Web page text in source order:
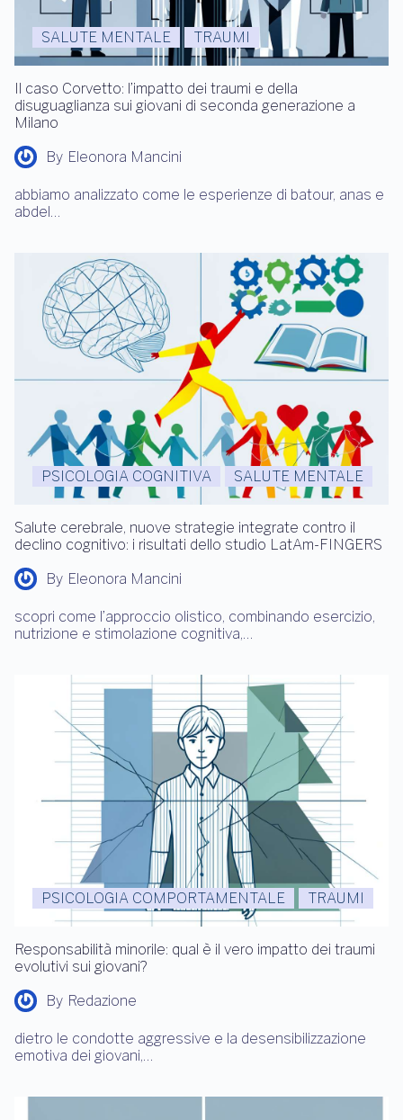
SALUTE MENTALE TRAUMI
Il caso Corvetto: l’impatto dei traumi e della
disuguaglianza sui giovani di seconda generazione a
Milano
By Eleonora Mancini
abbiamo analizzato come le esperienze di batour, anas e
abdel…
PSICOLOGIA COGNITIVA SALUTE MENTALE
Salute cerebrale, nuove strategie integrate contro il
declino cognitivo: i risultati dello studio LatAm-FINGERS
By Eleonora Mancini
scopri come l’approccio olistico, combinando esercizio,
nutrizione e stimolazione cognitiva,…
PSICOLOGIA COMPORTAMENTALE TRAUMI
Responsabilità minorile: qual è il vero impatto dei traumi
evolutivi sui giovani?
By Redazione
dietro le condotte aggressive e la desensibilizzazione
emotiva dei giovani,…